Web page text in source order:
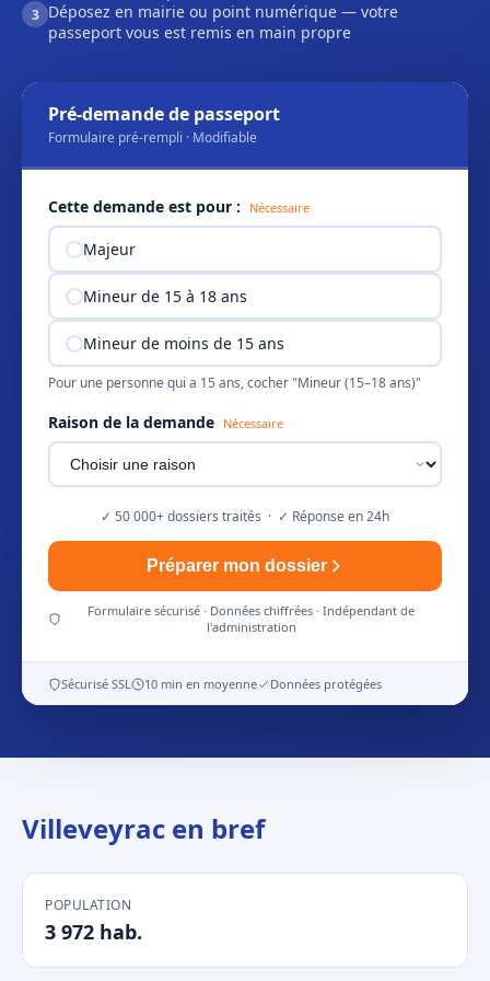
3 Déposez en mairie ou point numérique — votre
passeport vous est remis en main propre
Pré-demande de passeport
Formulaire pré-rempli · Modifiable
Cette demande est pour : Nécessaire
Majeur
Mineur de 15 à 18 ans
Mineur de moins de 15 ans
Pour une personne qui a 15 ans, cocher "Mineur (15–18 ans)"
Raison de la demande Nécessaire
✓ 50 000+ dossiers traités · ✓ Réponse en 24h
Préparer mon dossier
Formulaire sécurisé · Données chiffrées · Indépendant de
l'administration
Sécurisé SSL 10 min en moyenne Données protégées
Villeveyrac en bref
POPULATION
3 972 hab.